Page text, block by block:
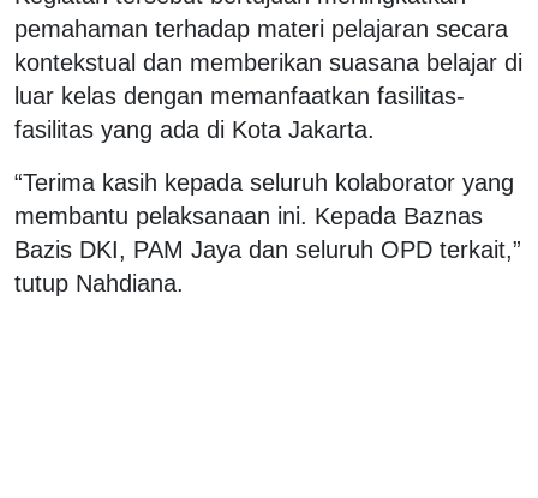
pemahaman terhadap materi pelajaran secara
kontekstual dan memberikan suasana belajar di
luar kelas dengan memanfaatkan fasilitas-
fasilitas yang ada di Kota Jakarta.
“Terima kasih kepada seluruh kolaborator yang
membantu pelaksanaan ini. Kepada Baznas
Bazis DKI, PAM Jaya dan seluruh OPD terkait,”
tutup Nahdiana.